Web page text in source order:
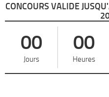
CONCOURS VALIDE
00
Jours
00
Heures